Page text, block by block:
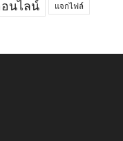
อนไลน์ แจกไฟล์